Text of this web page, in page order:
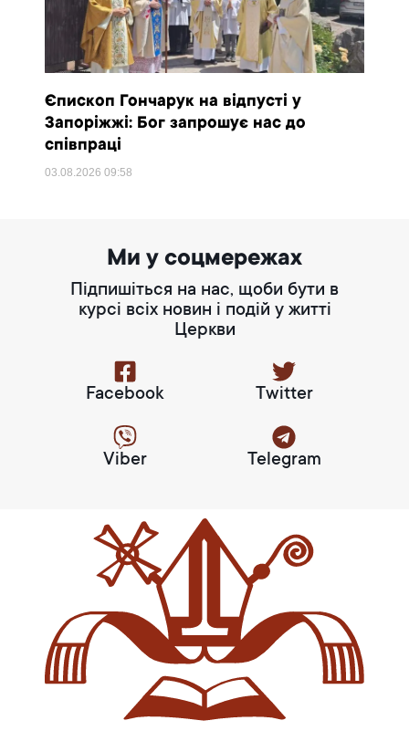
Єпископ Гончарук на відпусті у
Запоріжжі: Бог запрошує нас до
співпраці
03.08.202609:58
Ми у соцмережах
Підпишіться на нас, щоби бути в
курсі всіх новин і подій у житті
Церкви
Facebook Twitter
Viber Telegram